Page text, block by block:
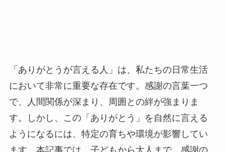
「ありがとうが言える人」は、私たちの日常生活
において非常に重要な存在です。感謝の言葉一つ
で、人間関係が深まり、周囲との絆が強まりま
す。しかし、この「ありがとう」を自然に言える
ようになるには、特定の育ちや環境が影響してい
ます。本記事では、子どもから大人まで、感謝の